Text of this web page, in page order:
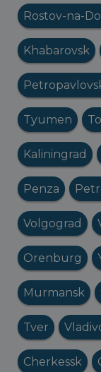
Rostov-na-
Khabarovsk
Tyumen
Kaliningrad
Penza
Volgograd
Orenburg
Murmansk
Tver
Cherkessk